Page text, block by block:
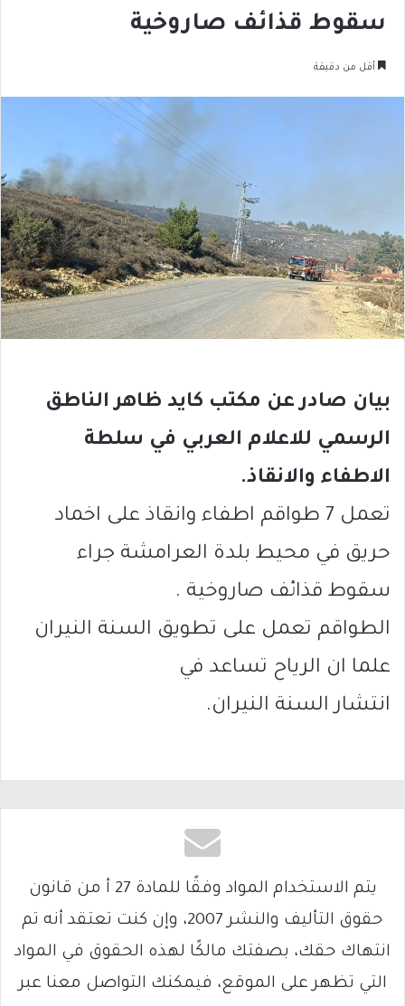
سقوط قذائف صاروخية
أقل من دقيقة
بيان صادر عن مكتب كايد ظاهر الناطق
الرسمي للاعلام العربي في سلطة
الاطفاء والانقاذ.
تعمل 7 طواقم اطفاء وانقاذ على اخماد
حريق في محيط بلدة العرامشة جراء
سقوط قذائف صاروخية .
الطواقم تعمل على تطويق السنة النيران
علما ان الرياح تساعد في
انتشار السنة النيران.
يتم الاستخدام المواد وفقًا للمادة 27 أ من قانون
حقوق التأليف والنشر 2007، وإن كنت تعتقد أنه تم
انتهاك حقك، بصفتك مالكًا لهذه الحقوق في المواد
التي تظهر على الموقع، فيمكنك التواصل معنا عبر